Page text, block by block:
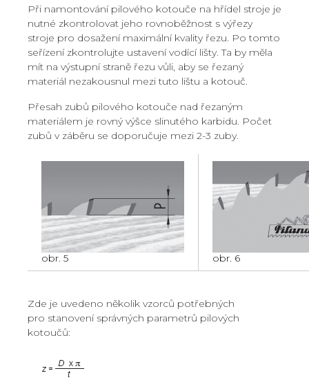
Při namontování pilového kotouče na hřídel stroje je
nutné zkontrolovat jeho rovnoběžnost s výřezy
stroje pro dosažení maximální kvality řezu. Po tomto
seřízení zkontrolujte ustavení vodící lišty. Ta by měla
mít na výstupní straně řezu vůli, aby se řezaný
materiál nezakousnul mezi tuto lištu a kotouč.
Přesah zubů pilového kotouče nad řezaným
materiálem je rovný výšce slinutého karbidu. Počet
zubů v záběru se doporučuje mezi 2-3 zuby.
obr. 5 obr. 6
Zde je uvedeno několik vzorců potřebných
pro stanovení správných parametrů pilových
kotoučů: